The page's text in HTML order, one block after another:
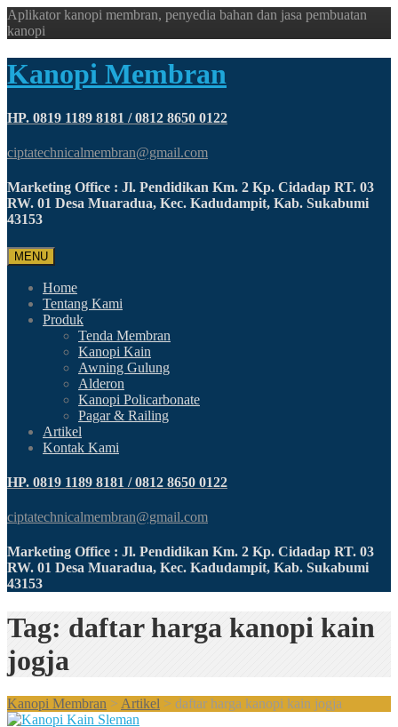
Aplikator kanopi membran, penyedia bahan dan jasa pembuatan
kanopi
Kanopi Membran
HP. 0819 1189 8181 / 0812 8650 0122
ciptatechnicalmembran@gmail.com
Marketing Office : Jl. Pendidikan Km. 2 Kp. Cidadap RT. 03
RW. 01 Desa Muaradua, Kec. Kadudampit, Kab. Sukabumi
43153
MENU
Home
Tentang Kami
Produk
Tenda Membran
Kanopi Kain
Awning Gulung
Alderon
Kanopi Policarbonate
Pagar & Railing
Artikel
Kontak Kami
HP. 0819 1189 8181 / 0812 8650 0122
ciptatechnicalmembran@gmail.com
Marketing Office : Jl. Pendidikan Km. 2 Kp. Cidadap RT. 03
RW. 01 Desa Muaradua, Kec. Kadudampit, Kab. Sukabumi
43153
Tag: daftar harga kanopi kain
jogja
Kanopi Membran > Artikel > daftar harga kanopi kain jogja